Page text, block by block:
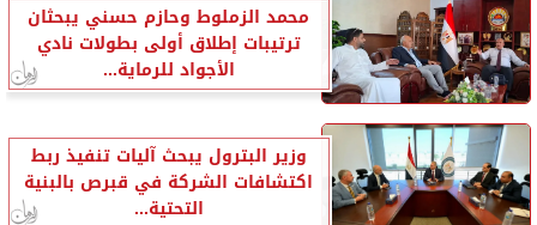
محمد الزملوط وحازم حسني يبحثان
ترتيبات إطلاق أولى بطولات نادي
الأجواد للرماية...
وزير البترول يبحث آليات تنفيذ ربط
اكتشافات الشركة في قبرص بالبنية
التحتية...